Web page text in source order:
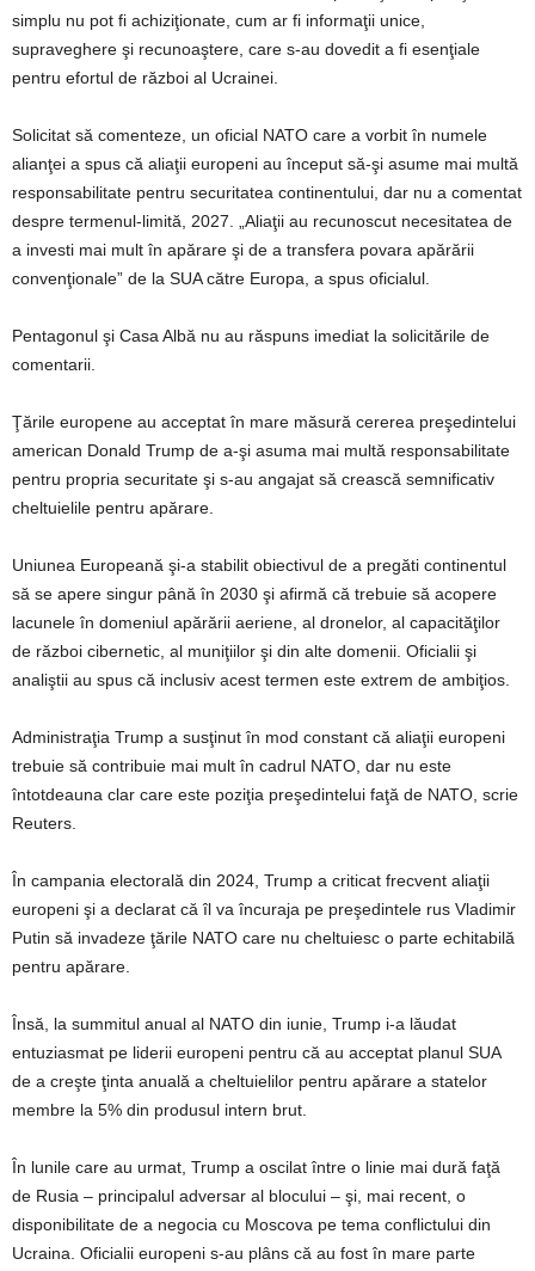
simplu nu pot fi achiziţionate, cum ar fi informaţii unice,
supraveghere şi recunoaştere, care s-au dovedit a fi esenţiale
pentru efortul de război al Ucrainei.
Solicitat să comenteze, un oficial NATO care a vorbit în numele
alianţei a spus că aliaţii europeni au început să-şi asume mai multă
responsabilitate pentru securitatea continentului, dar nu a comentat
despre termenul-limită, 2027. „Aliaţii au recunoscut necesitatea de
a investi mai mult în apărare şi de a transfera povara apărării
convenţionale” de la SUA către Europa, a spus oficialul.
Pentagonul şi Casa Albă nu au răspuns imediat la solicitările de
comentarii.
Ţările europene au acceptat în mare măsură cererea preşedintelui
american Donald Trump de a-şi asuma mai multă responsabilitate
pentru propria securitate şi s-au angajat să crească semnificativ
cheltuielile pentru apărare.
Uniunea Europeană şi-a stabilit obiectivul de a pregăti continentul
să se apere singur până în 2030 şi afirmă că trebuie să acopere
lacunele în domeniul apărării aeriene, al dronelor, al capacităţilor
de război cibernetic, al muniţiilor şi din alte domenii. Oficialii şi
analiştii au spus că inclusiv acest termen este extrem de ambiţios.
Administraţia Trump a susţinut în mod constant că aliaţii europeni
trebuie să contribuie mai mult în cadrul NATO, dar nu este
întotdeauna clar care este poziţia preşedintelui faţă de NATO, scrie
Reuters.
În campania electorală din 2024, Trump a criticat frecvent aliaţii
europeni şi a declarat că îl va încuraja pe preşedintele rus Vladimir
Putin să invadeze ţările NATO care nu cheltuiesc o parte echitabilă
pentru apărare.
Însă, la summitul anual al NATO din iunie, Trump i-a lăudat
entuziasmat pe liderii europeni pentru că au acceptat planul SUA
de a creşte ţinta anuală a cheltuielilor pentru apărare a statelor
membre la 5% din produsul intern brut.
În lunile care au urmat, Trump a oscilat între o linie mai dură faţă
de Rusia – principalul adversar al blocului – şi, mai recent, o
disponibilitate de a negocia cu Moscova pe tema conflictului din
Ucraina. Oficialii europeni s-au plâns că au fost în mare parte